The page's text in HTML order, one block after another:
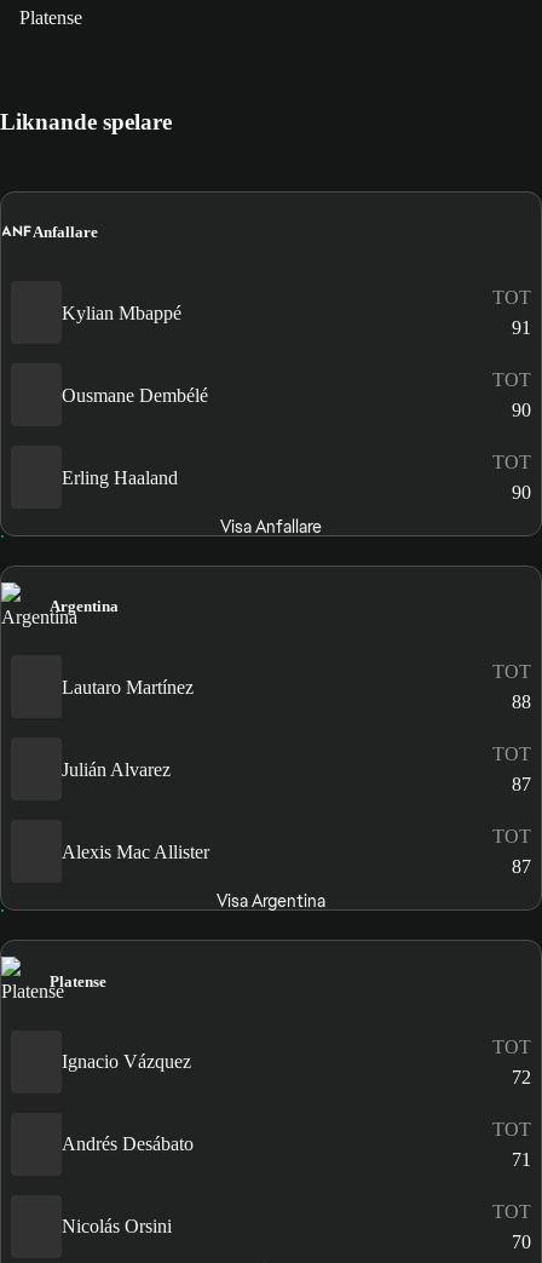
Platense
Liknande spelare
ANFAnfallare
Kylian Mbappé
TOT
91
Ousmane Dembélé
TOT
90
Erling Haaland
TOT
90
Visa Anfallare
Argentina
Lautaro Martínez
TOT
88
Julián Alvarez
TOT
87
Alexis Mac Allister
TOT
87
Visa Argentina
Platense
Ignacio Vázquez
TOT
72
Andrés Desábato
TOT
71
Nicolás Orsini
TOT
70